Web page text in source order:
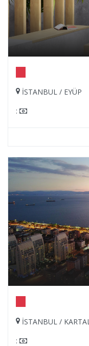
İSTANBUL / EYÜP
:
İSTANBUL / KARTAL
: